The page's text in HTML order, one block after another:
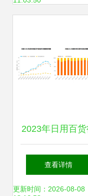
2023年日用百
业前景分析 线上
售趋势与家用电
查看详情
更新时间：2026-08-08